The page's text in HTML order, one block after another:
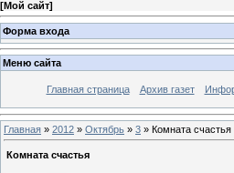
[Мой сайт]
Форма входа
Меню сайта
Главная страница Архив газет
Главная » 2012 » Октябрь » 3 » Комната счастья
Комната счастья